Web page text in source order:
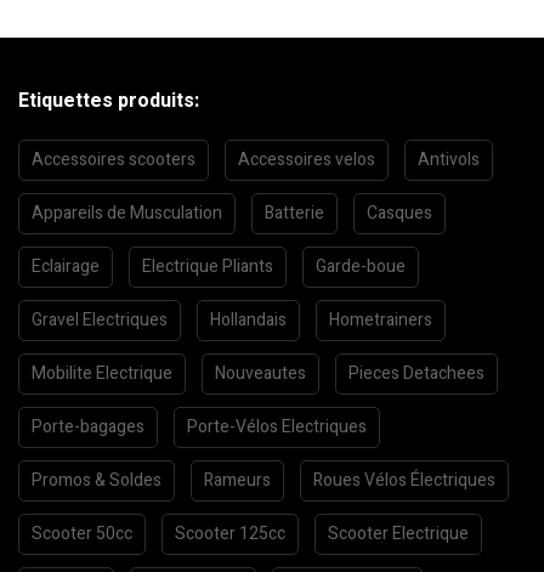
Etiquettes produits:
Accessoires scooters Accessoires velos Antivols
Appareils de Musculation Batterie Casques
Eclairage Electrique Pliants Garde-boue
Gravel Electriques Hollandais Hometrainers
Mobilite Electrique Nouveautes Pieces Detachees
Porte-bagages Porte-Vélos Electriques
Promos & Soldes Rameurs Roues Vélos Électriques
Scooter 50cc Scooter 125cc Scooter Electrique